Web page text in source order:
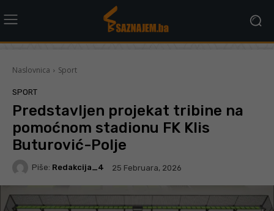
Naslovnica Sport
SPORT
Predstavljen projekat tribine na
pomoćnom stadionu FK Klis
Buturović-Polje
Piše: Redakcija_4 25 Februara, 2026